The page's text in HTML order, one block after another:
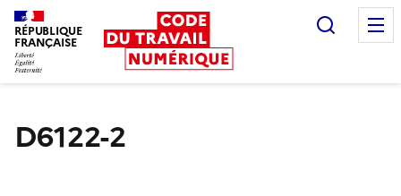
RÉPUBLIQUE
FRANÇAISE
D6122-2